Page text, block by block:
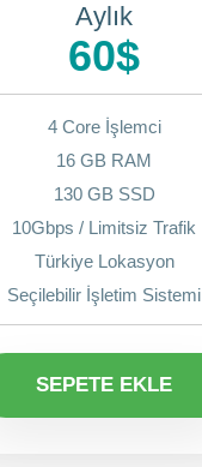
Aylık
60$
4 Core İşlemci
16 GB RAM
130 GB SSD
10Gbps / Limitsiz Trafik
Türkiye Lokasyon
Seçilebilir İşletim Sistemi
SEPETE EKLE